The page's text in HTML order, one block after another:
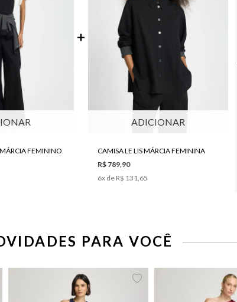
FEMININO
ADICIONAR
CAMISA LE LIS MÁRCIA FEMININA
R$ 789,90
6x de R$ 131,65
PARA VOCÊ
34 36 38 40 42 44